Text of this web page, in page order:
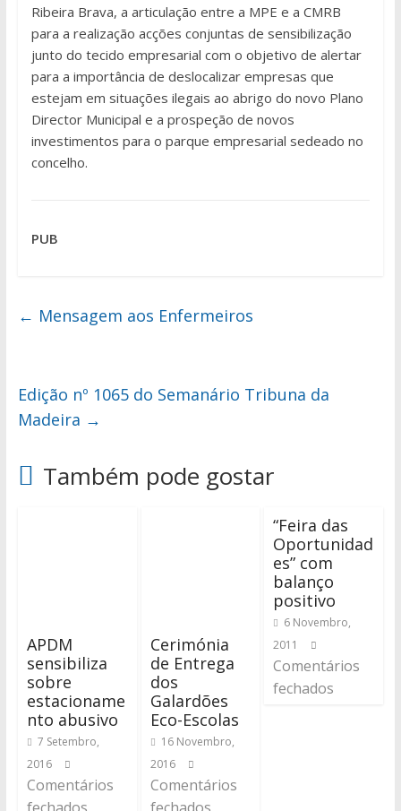
Ribeira Brava, a articulação entre a MPE e a CMRB
para a realização acções conjuntas de sensibilização
junto do tecido empresarial com o objetivo de alertar
para a importância de deslocalizar empresas que
estejam em situações ilegais ao abrigo do novo Plano
Director Municipal e a prospeção de novos
investimentos para o parque empresarial sedeado no
concelho.
PUB
← Mensagem aos Enfermeiros
Edição nº 1065 do Semanário Tribuna da
Madeira →
Também pode gostar
APDM
sensibiliza
sobre
estacioname
nto abusivo
7 Setembro,
2016
Comentários
Cerimónia
de Entrega
dos
Galardões
Eco-Escolas
16 Novembro,
2016
Comentários
“Feira das
Oportunidad
es” com
balanço
positivo
6 Novembro,
2011
Comentários
fechados